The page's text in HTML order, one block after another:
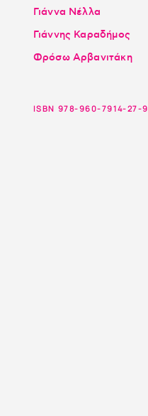
Γιάννα Νέλλα
Γιάννης Καραδήμος
Φρόσω Αρβανιτάκη
ISBN 978-960-7914-27-9